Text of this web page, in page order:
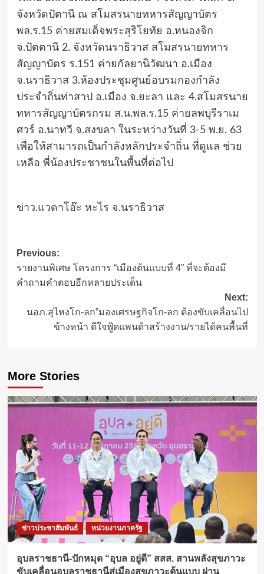
จังหวัดปัตานี ณ สโมสรนายทหารสัญญาบัตร
พล.ร.15 ค่ายสมเด็จพระสุริโยทัย อ.หนองจิก
จ.ปัตตานี 2. จังหวัดนราธิวาส สโมสรนายทหาร
สัญญาบัตร ร.151 ค่ายกัลยานิวัฒนา อ.เมือง
จ.นราธิวาส 3.ห้องประชุมศูนย์อบรมกองกำลัง
ประจำถิ่นท่าสาป อ.เมือง จ.ยะลา และ 4.สโมสรนาย
ทหารสัญญาบัตรกรม ส.น.พล.ร.15 ค่ายลพบุรีราเม
ศวร์ อ.นาทวี จ.สงขลา ในระหว่างวันที่ 3-5 พ.ย. 63
เพื่อให้สามารถเป็นกำลังหลักประจำถิ่น ที่ดูแล ช่วย
เหลือ พี่น้องประชาชนในพื้นที่ต่อไป
ข่าว.แวดาโอ๊ะ หะไร จ.นราธิวาส
Post
navigation
Previous:
รายงานพิเศษ โครงการ “เมืองต้นแบบที่ 4” ที่จะต้องมี
คำถามคำตอบอีกหลายประเด็น
Next:
นอภ.สุไหงโก-ลก”มองเศรษฐกิจโก-ลก ต้องขับเคลื่อนไป
ข้างหน้า ดีใจฟู้ดแพนด้าสร้างงาน/รายได้คนพื้นที่
More Stories
ข่าวประชาสัมพันธ์ หน่วยงานภาครัฐ
อุบลราชธานี-ปักหมุด “อุบล อยู่ดี” สสส. สานพลังสุขภาวะ
ขับเคลื่อนอุบลราชธานีสู่เมืองสุขภาวะต้นแบบ ผ่าน